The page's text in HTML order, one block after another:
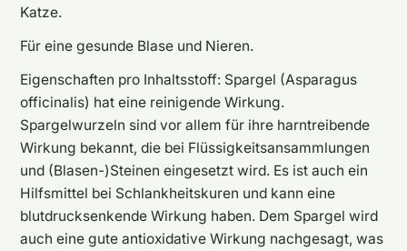
Katze.
Für eine gesunde Blase und Nieren.
Eigenschaften pro Inhaltsstoff: Spargel (Asparagus
officinalis) hat eine reinigende Wirkung.
Spargelwurzeln sind vor allem für ihre harntreibende
Wirkung bekannt, die bei Flüssigkeitsansammlungen
und (Blasen-)Steinen eingesetzt wird. Es ist auch ein
Hilfsmittel bei Schlankheitskuren und kann eine
blutdrucksenkende Wirkung haben. Dem Spargel wird
auch eine gute antioxidative Wirkung nachgesagt, was